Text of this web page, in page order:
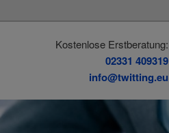
Kostenlose Erstberatung:
02331 409319
info@twitting.eu